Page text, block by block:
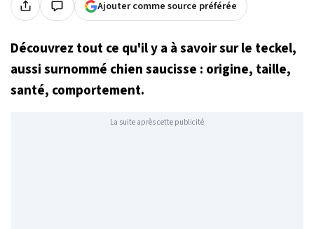
Ajouter comme source préférée
Découvrez tout ce qu'il y a à savoir sur le teckel,
aussi surnommé chien saucisse : origine, taille,
santé, comportement.
La suite après cette publicité